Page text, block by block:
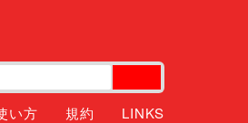
い方 規約 LINKS